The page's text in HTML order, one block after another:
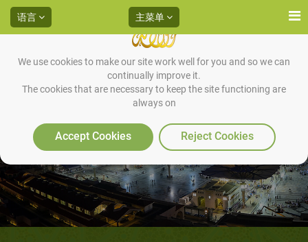
We use cookies to make our site work well for you and so we can
continually improve it.
The cookies that are necessary to keep the site functioning are
always on
Accept Cookies Reject Cookies
语言 主菜单
先知的宽恕